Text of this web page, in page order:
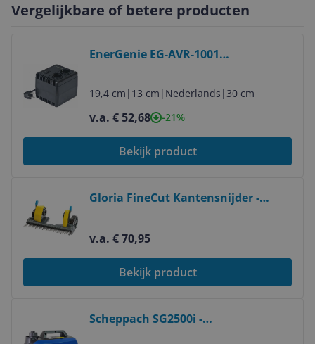
Vergelijkbare of betere producten
EnerGenie EG-AVR-1001
1000 VA - Zwart
19,4 cm | 13 cm | Nederlands | 30 cm
v.a. € 52,68 -21%
Bekijk product
Gloria FineCut Kantensnijder -
v.a. € 70,95
Bekijk product
Scheppach SG2500i -